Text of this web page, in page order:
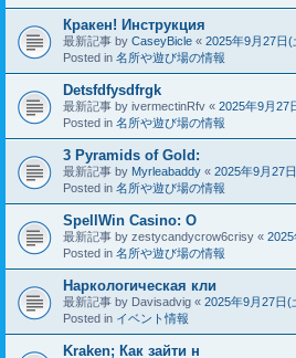
Кракен! Инструкция
最新記事 by CaseyBicle « 2025年9月27日(
Posted in 名所や遊び場の情報
Detsfdfysdfrgk
最新記事 by ivermectinRfv « 2025年9月27
Posted in 名所や遊び場の情報
3 Pyramids of Gold:
最新記事 by Myrleabaddy « 2025年9月27
Posted in 名所や遊び場の情報
SpellWin Casino: O
最新記事 by zestycandycrow6crisy «
Posted in 名所や遊び場の情報
Наркологическая кли
最新記事 by Davisadvig « 2025年9月27日(
Posted in イベント情報
Kraken; Как зайти н